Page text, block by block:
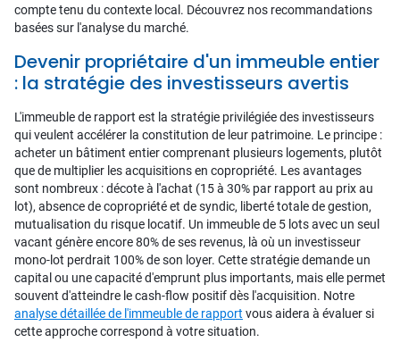
compte tenu du contexte local. Découvrez nos recommandations
basées sur l'analyse du marché.
Devenir propriétaire d'un immeuble entier
: la stratégie des investisseurs avertis
L'immeuble de rapport est la stratégie privilégiée des investisseurs
qui veulent accélérer la constitution de leur patrimoine. Le principe :
acheter un bâtiment entier comprenant plusieurs logements, plutôt
que de multiplier les acquisitions en copropriété. Les avantages
sont nombreux : décote à l'achat (15 à 30% par rapport au prix au
lot), absence de copropriété et de syndic, liberté totale de gestion,
mutualisation du risque locatif. Un immeuble de 5 lots avec un seul
vacant génère encore 80% de ses revenus, là où un investisseur
mono-lot perdrait 100% de son loyer. Cette stratégie demande un
capital ou une capacité d'emprunt plus importants, mais elle permet
souvent d'atteindre le cash-flow positif dès l'acquisition. Notre
analyse détaillée de l'immeuble de rapport vous aidera à évaluer si
cette approche correspond à votre situation.